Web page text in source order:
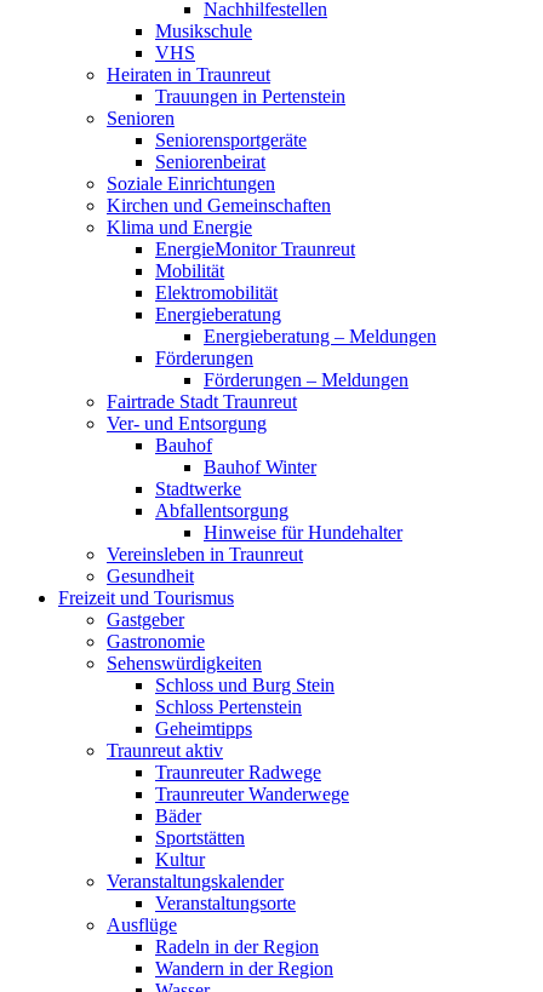
Nachhilfestellen
Musikschule
VHS
Heiraten in Traunreut
Trauungen in Pertenstein
Senioren
Seniorensportgeräte
Seniorenbeirat
Soziale Einrichtungen
Kirchen und Gemeinschaften
Klima und Energie
EnergieMonitor Traunreut
Mobilität
Elektromobilität
Energieberatung
Energieberatung – Meldungen
Förderungen
Förderungen – Meldungen
Fairtrade Stadt Traunreut
Ver- und Entsorgung
Bauhof
Bauhof Winter
Stadtwerke
Abfallentsorgung
Hinweise für Hundehalter
Vereinsleben in Traunreut
Gesundheit
Freizeit und Tourismus
Gastgeber
Gastronomie
Sehenswürdigkeiten
Schloss und Burg Stein
Schloss Pertenstein
Geheimtipps
Traunreut aktiv
Traunreuter Radwege
Traunreuter Wanderwege
Bäder
Sportstätten
Kultur
Veranstaltungskalender
Veranstaltungsorte
Ausflüge
Radeln in der Region
Wandern in der Region